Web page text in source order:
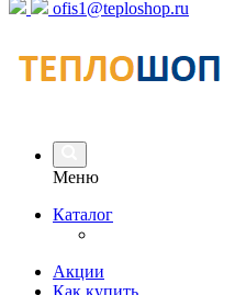
ofis1@teploshop.ru
Меню
Каталог
Акции
Как купить